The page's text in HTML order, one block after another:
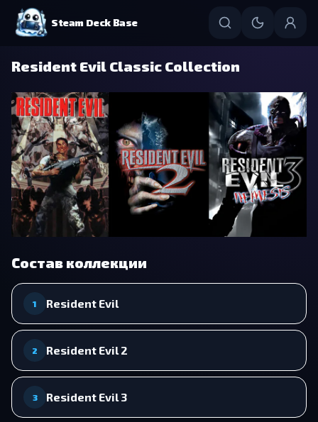
Steam Deck Base
Resident Evil Classic Collection
Состав коллекции
1 Resident Evil
2 Resident Evil 2
3 Resident Evil 3